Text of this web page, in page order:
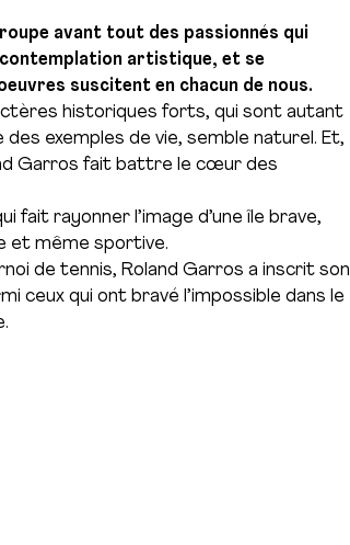
avant tout des passionnés qui
artistique, et se
suscitent en chacun de nous.
historiques forts, qui sont autant
exemples de vie, semble naturel. Et,
Garros fait battre le cœur des
fait rayonner l’image d’une île brave,
et même sportive.
de tennis, Roland Garros a inscrit son
ceux qui ont bravé l’impossible dans le